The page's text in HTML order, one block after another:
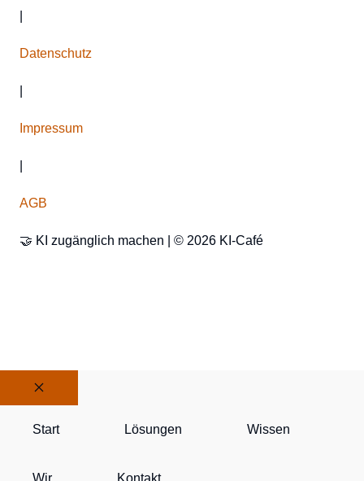
Datenschutz
Impressum
AGB
🤝 KI zugänglich machen | © 2026 KI-Café
Schließen
Start Lösungen Wissen
Wir Kontakt